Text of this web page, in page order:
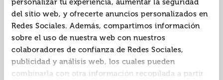
personalizar tu experiencia, aumentar la seguridad
del sitio web, y ofrecerte anuncios personalizados en
Redes Sociales. Además, compartimos información
sobre el uso de nuestra web con nuestros
colaboradores de confianza de Redes Sociales,
publicidad y análisis web, los cuales pueden
combinarla con otra información recopilada a partir
Juan Antonio MÓnica